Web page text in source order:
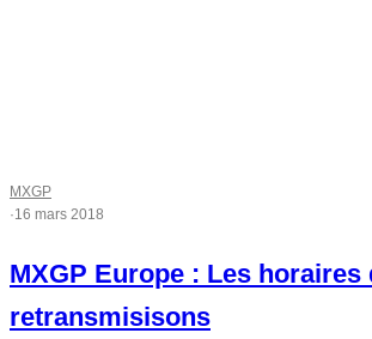
MXGP
·16 mars 2018
MXGP Europe : Les horaires
retransmisisons